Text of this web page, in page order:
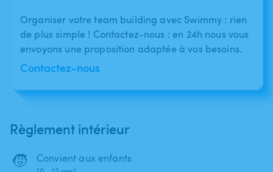
Organiser votre team building avec Swimmy : rien
de plus simple ! Contactez-nous : en 24h nous vous
envoyons une proposition adaptée à vos besoins.
Contactez-nous
Règlement intérieur
🧒 Convient aux enfants